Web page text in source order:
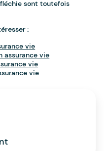
sont toutefois
:
vie
assurance vie
vie
vie